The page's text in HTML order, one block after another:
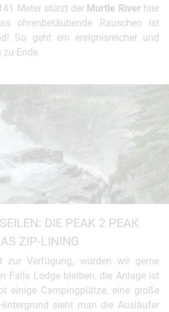
Meter stürzt der Murtle Riverhier
ohrenbetäubende Rauschen ist
So geht ein ereignisreicher und
Ende.
DIE PEAK 2 PEAK
ZIP-LINING
zur Verfügung, würden wir gerne
Falls Lodge bleiben, die Anlage ist
einige Campingplätze, eine große
sieht man die Ausläufer